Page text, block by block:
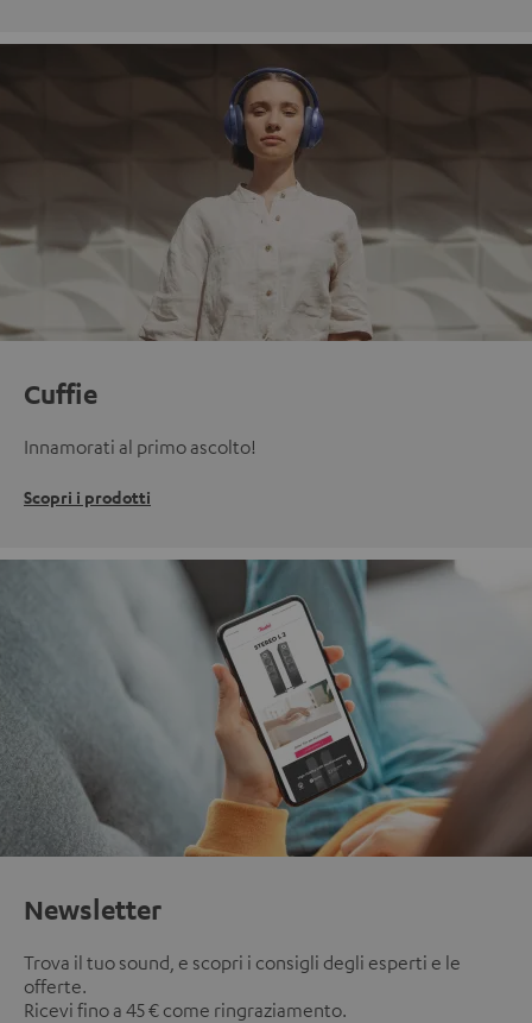
Cuffie
Innamorati al primo ascolto!
Scopri i prodotti
Newsletter
Trova il tuo sound, e scopri i consigli degli esperti e le
offerte.
Ricevi fino a 45 € come ringraziamento.